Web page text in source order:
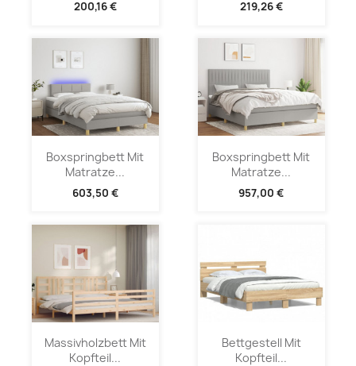
200,16 € 219,26 €
Boxspringbett Mit
Matratze...
603,50 €
Boxspringbett Mit
Matratze...
957,00 €
Massivholzbett Mit
Kopfteil...
Bettgestell Mit
Kopfteil...